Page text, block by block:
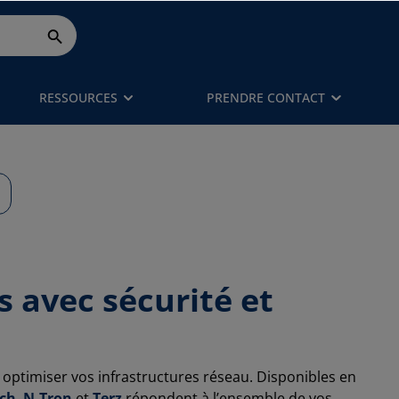
RESSOURCES PRENDRE CONTACT
avec sécurité et
vos infrastructures réseau. Disponibles en